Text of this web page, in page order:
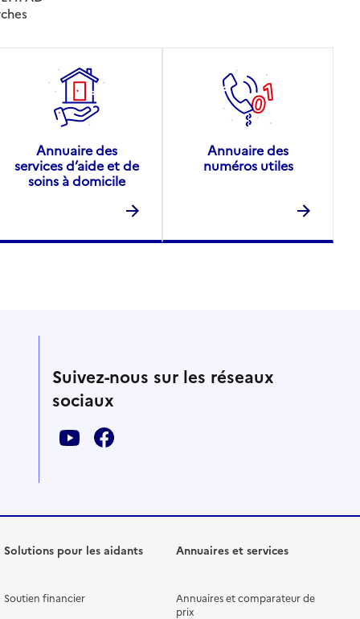
Annuaire des
services d’aide et de
soins à domicile
Annuaire des
numéros utiles
Suivez-nous sur les réseaux
sociaux
Solutions pour les aidants
Soutien financier
Annuaires et services
Annuaires et comparateur de
prix